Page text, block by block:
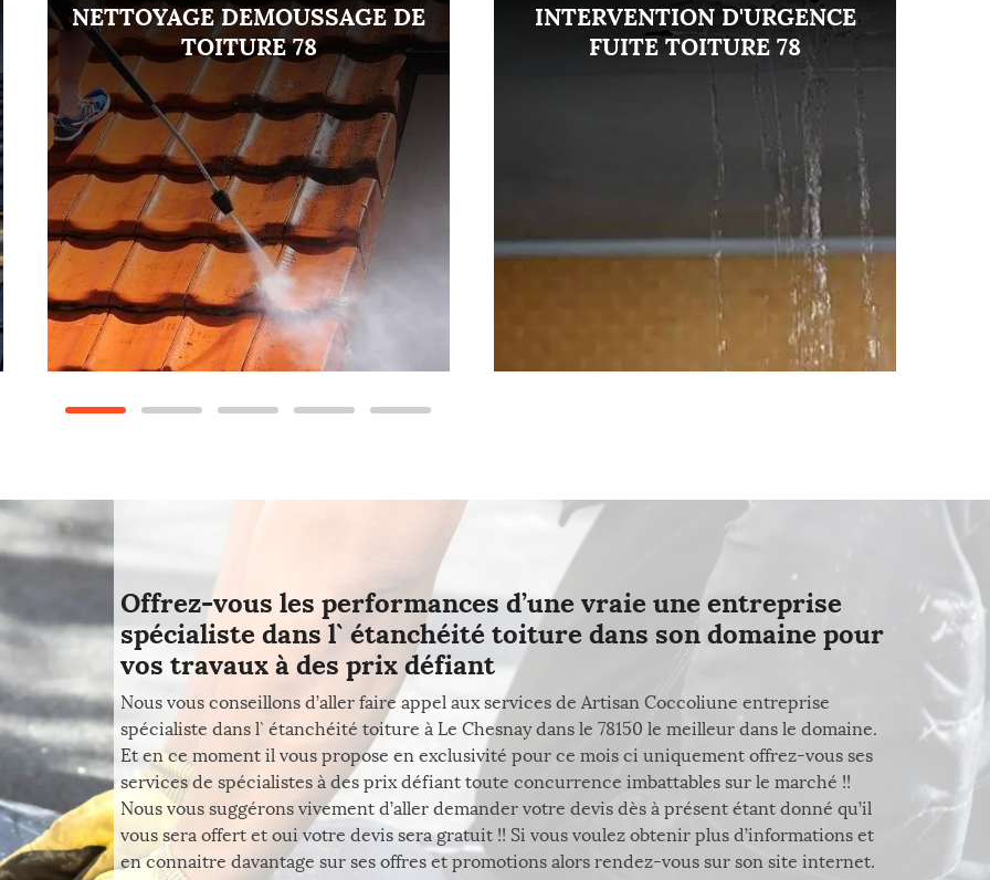
NETTOYAGE DEMOUSSAGE DE
TOITURE 78
INTERVENTION D'URGENCE
FUITE TOITURE 78
Offrez-vous les performances d’une vraie une entreprise
spécialiste dans l` étanchéité toiture dans son domaine pour
vos travaux à des prix défiant
Nous vous conseillons d’aller faire appel aux services de Artisan Coccoliune entreprise
spécialiste dans l` étanchéité toiture à Le Chesnay dans le 78150 le meilleur dans le domaine.
Et en ce moment il vous propose en exclusivité pour ce mois ci uniquement offrez-vous ses
services de spécialistes à des prix défiant toute concurrence imbattables sur le marché !!
Nous vous suggérons vivement d’aller demander votre devis dès à présent étant donné qu’il
vous sera offert et oui votre devis sera gratuit !! Si vous voulez obtenir plus d’informations et
en connaitre davantage sur ses offres et promotions alors rendez-vous sur son site internet.